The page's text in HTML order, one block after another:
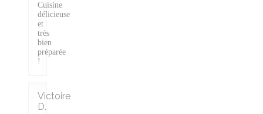
Cuisine
délicieuse
et
très
bien
préparée
!
Victoire
D